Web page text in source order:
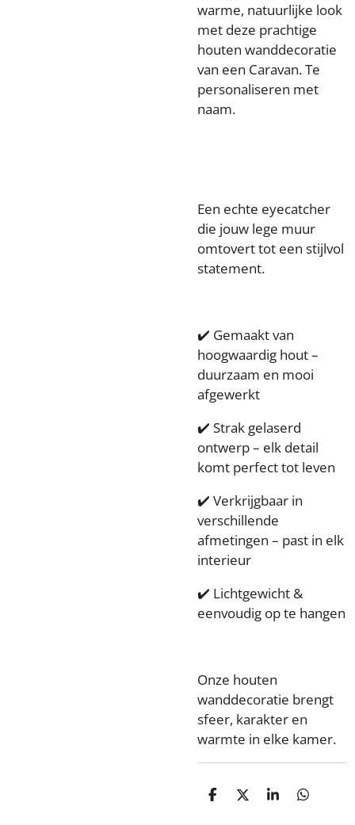
warme, natuurlijke look
met deze prachtige
houten wanddecoratie
van een Caravan. Te
personaliseren met
naam.
Een echte eyecatcher
die jouw lege muur
omtovert tot een stijlvol
statement.
✔️ Gemaakt van
hoogwaardig hout –
duurzaam en mooi
afgewerkt
✔️ Strak gelaserd
ontwerp – elk detail
komt perfect tot leven
✔️ Verkrijgbaar in
verschillende
afmetingen – past in elk
interieur
✔️ Lichtgewicht &
eenvoudig op te hangen
Onze houten
wanddecoratie brengt
sfeer, karakter en
warmte in elke kamer.
D
D
S
D